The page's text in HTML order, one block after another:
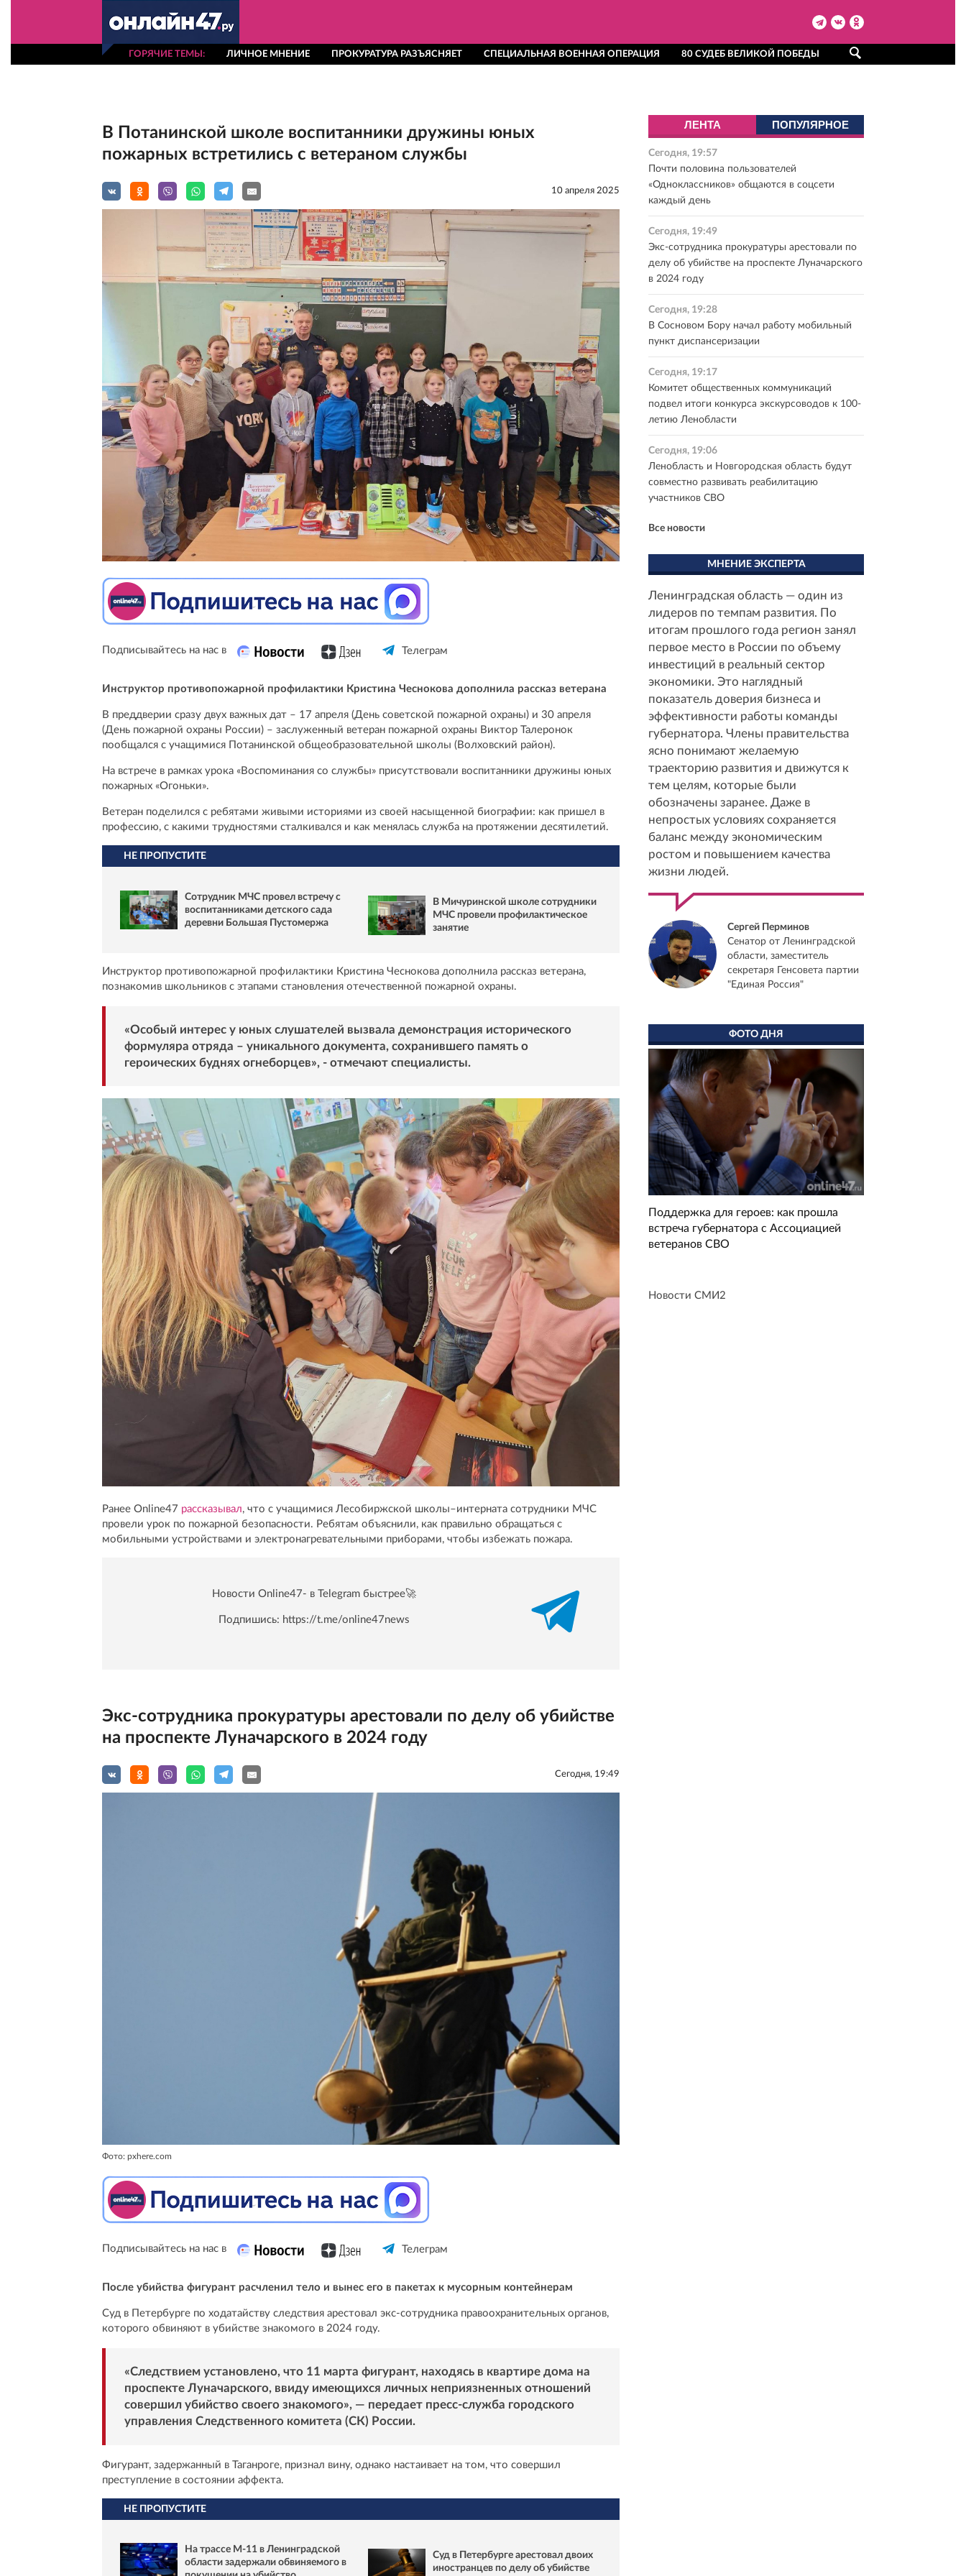
ГОРЯЧИЕ ТЕМЫ ЛИЧНОЕ МНЕНИЕ ПРОКУРАТУРА РАЗЪЯСНЯЕТ СПЕЦИАЛЬНАЯ ВОЕННАЯ ОПЕРАЦИЯ 80 СУДЕБ ВЕЛИКОЙ ПОБЕДЫ
В Потанинской школе воспитанники дружины юных
пожарных встретились с ветераном службы
10 апреля 2025
Подписывайтесь на нас в Телеграм
Инструктор противопожарной профилактики Кристина Чеснокова дополнила рассказ ветерана
В преддверии сразу двух важных дат – 17 апреля (День советской пожарной охраны) и 30 апреля
(День пожарной охраны России) – заслуженный ветеран пожарной охраны Виктор Талеронок
пообщался с учащимися Потанинской общеобразовательной школы (Волховский район).
На встрече в рамках урока «Воспоминания со службы» присутствовали воспитанники дружины юных
пожарных «Огоньки».
Ветеран поделился с ребятами живыми историями из своей насыщенной биографии: как пришел в
профессию, с какими трудностями сталкивался и как менялась служба на протяжении десятилетий.
НЕ ПРОПУСТИТЕ
Сотрудник МЧС провел встречу с
воспитанниками детского сада
деревни Большая Пустомержа
В Мичуринской школе сотрудники
МЧС провели профилактическое
занятие
Инструктор противопожарной профилактики Кристина Чеснокова дополнила рассказ ветерана,
познакомив школьников с этапами становления отечественной пожарной охраны.
«Особый интерес у юных слушателей вызвала демонстрация исторического
формуляра отряда – уникального документа, сохранившего память о
героических буднях огнеборцев», - отмечают специалисты.
Ранее Online47 рассказывал, что с учащимися Лесобиржской школы–интерната сотрудники МЧС
провели урок по пожарной безопасности. Ребятам объяснили, как правильно обращаться с
мобильными устройствами и электронагревательными приборами, чтобы избежать пожара.
Новости Online47- в Telegram быстрее🚀
Подпишись: https://t.me/online47news
Экс-сотрудника прокуратуры арестовали по делу об убийстве
на проспекте Луначарского в 2024 году
Сегодня, 19:49
Фото: pxhere.com
Подписывайтесь на нас в Телеграм
После убийства фигурант расчленил тело и вынес его в пакетах к мусорным контейнерам
Суд в Петербурге по ходатайству следствия арестовал экс-сотрудника правоохранительных органов,
которого обвиняют в убийстве знакомого в 2024 году.
«Следствием установлено, что 11 марта фигурант, находясь в квартире дома на
проспекте Луначарского, ввиду имеющихся личных неприязненных отношений
совершил убийство своего знакомого», — передает пресс-служба городского
управления Следственного комитета (СК) России.
Фигурант, задержанный в Таганроге, признал вину, однако настаивает на том, что совершил
преступление в состоянии аффекта.
НЕ ПРОПУСТИТЕ
На трассе М-11 в Ленинградской
области задержали обвиняемого в
Суд в Петербурге арестовал двоих
иностранцев по делу об убийстве
ЛЕНТА ПОПУЛЯРНОЕ
Сегодня, 19:57
Почти половина пользователей
«Одноклассников» общаются в соцсети
каждый день
Сегодня, 19:49
Экс-сотрудника прокуратуры арестовали по
делу об убийстве на проспекте Луначарского
в 2024 году
Сегодня, 19:28
В Сосновом Бору начал работу мобильный
пункт диспансеризации
Сегодня, 19:17
Комитет общественных коммуникаций
подвел итоги конкурса экскурсоводов к 100-
летию Ленобласти
Сегодня, 19:06
Ленобласть и Новгородская область будут
совместно развивать реабилитацию
участников СВО
Все новости
МНЕНИЕ ЭКСПЕРТА
Ленинградская область — один из
лидеров по темпам развития. По
итогам прошлого года регион занял
первое место в России по объему
инвестиций в реальный сектор
экономики. Это наглядный
показатель доверия бизнеса и
эффективности работы команды
губернатора. Члены правительства
ясно понимают желаемую
траекторию развития и движутся к
тем целям, которые были
обозначены заранее. Даже в
непростых условиях сохраняется
баланс между экономическим
ростом и повышением качества
жизни людей.
Сергей Перминов
Сенатор от Ленинградской
области, заместитель
секретаря Генсовета партии
"Единая Россия"
ФОТО ДНЯ
Поддержка для героев: как прошла
встреча губернатора с Ассоциацией
ветеранов СВО
Новости СМИ2